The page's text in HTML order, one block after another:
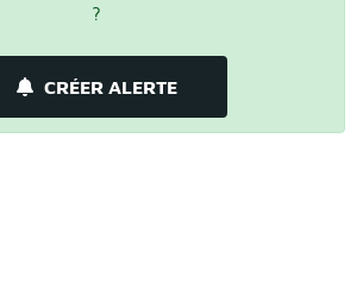
?
CRÉER ALERTE